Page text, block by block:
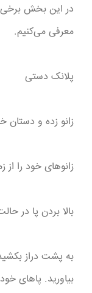
در این بخش برخی
معرفی می‌کنیم.
پلانک دستی
زانو زده و دستان
زانوهای خود را
بالا بردن پا در
به پشت دراز
بیاورید. پاهای